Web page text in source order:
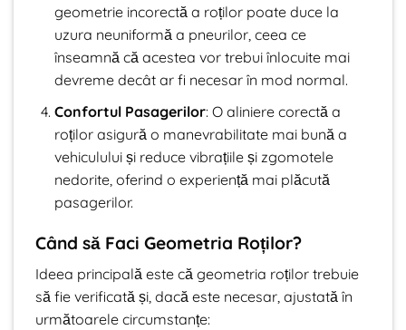
geometrie incorectă a roților poate duce la
uzura neuniformă a pneurilor, ceea ce
înseamnă că acestea vor trebui înlocuite mai
devreme decât ar fi necesar în mod normal.
Confortul Pasagerilor: O aliniere corectă a
roților asigură o manevrabilitate mai bună a
vehiculului și reduce vibrațiile și zgomotele
nedorite, oferind o experiență mai plăcută
pasagerilor.
Când să Faci Geometria Roților?
Ideea principală este că geometria roților trebuie
să fie verificată și, dacă este necesar, ajustată în
următoarele circumstanțe: